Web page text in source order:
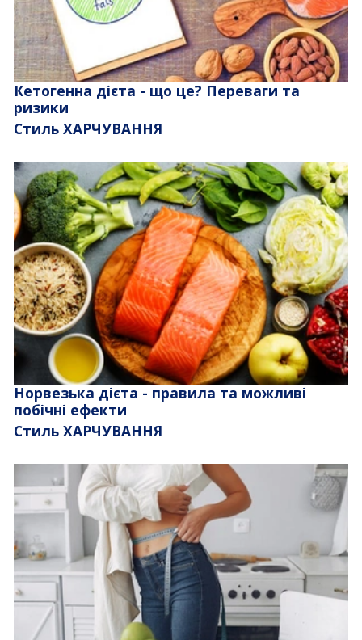
Кетогенна дієта - що це? Переваги та
ризики
Стиль ХАРЧУВАННЯ
Норвезька дієта - правила та можливі
побічні ефекти
Стиль ХАРЧУВАННЯ